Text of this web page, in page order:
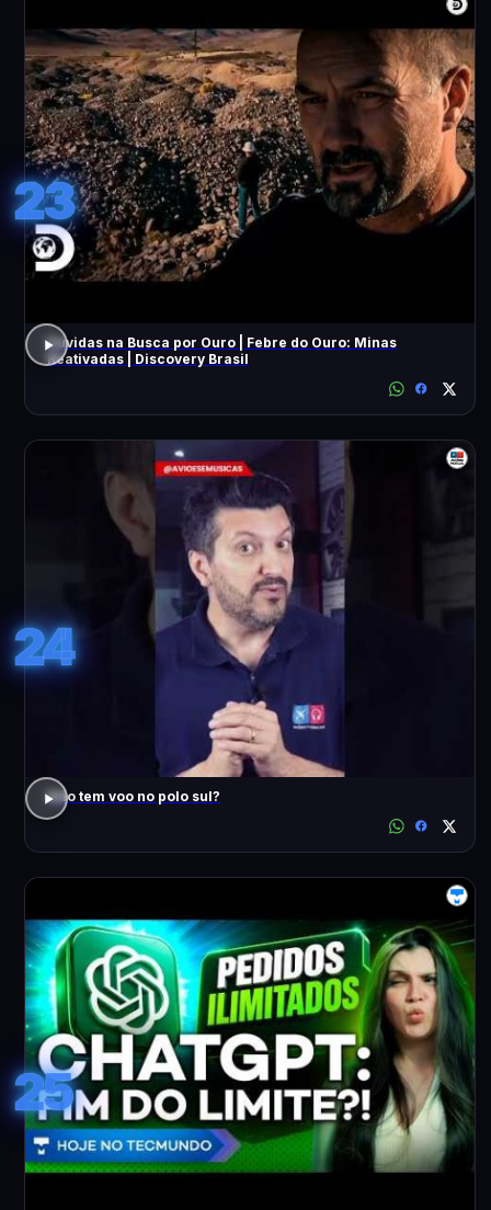
23
Dúvidas na Busca por Ouro | Febre do Ouro: Minas
Reativadas | Discovery Brasil
24
Não tem voo no polo sul?
25